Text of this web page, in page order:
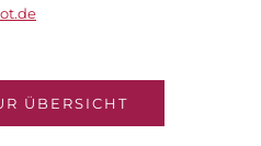
ÜBERSICHT